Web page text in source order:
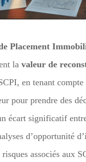
Placement
la valeur de
en tenant
pour prendre des
écart significatif
d’opportunité
associés aux